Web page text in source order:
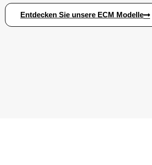
Entdecken Sie unsere ECM Modelle